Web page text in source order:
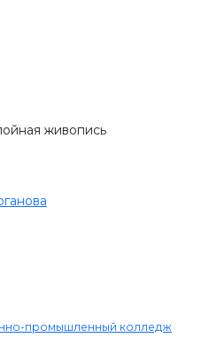
живопись
промышленный колледж